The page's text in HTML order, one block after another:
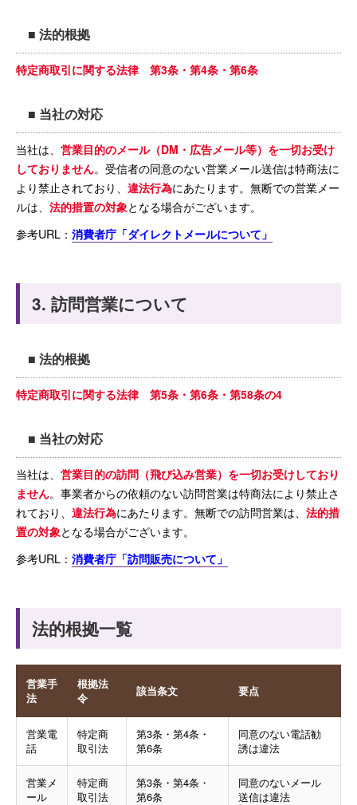
■ 法的根拠
特定商取引に関する法律 第3条・第4条・第6条
■ 当社の対応
当社は、 営業目的のメール（DM・広告メール等）を一切お受け
しておりません。受信者の同意のない営業メール送信は特商法に
より禁止されており、 違法行為にあたります。無断での営業メー
ルは、 法的措置の対象となる場合がございます。
参考URL： 消費者庁「ダイレクトメールについて」
3. 訪問営業について
■ 法的根拠
特定商取引に関する法律 第5条・第6条・第58条の4
■ 当社の対応
当社は、 営業目的の訪問（飛び込み営業）を一切お受けしており
ません。事業者からの依頼のない訪問営業は特商法により禁止さ
れており、 違法行為にあたります。無断での訪問営業は、 法的措
置の対象となる場合がございます。
参考URL： 消費者庁「訪問販売について」
法的根拠一覧
営業手
法
根拠法
令
該当条文 要点
営業電
話
特定商
取引法
第3条・第4条・
第6条
同意のない電話勧
誘は違法
営業メ
ール
特定商
取引法
第3条・第4条・
第6条
同意のないメール
送信は違法